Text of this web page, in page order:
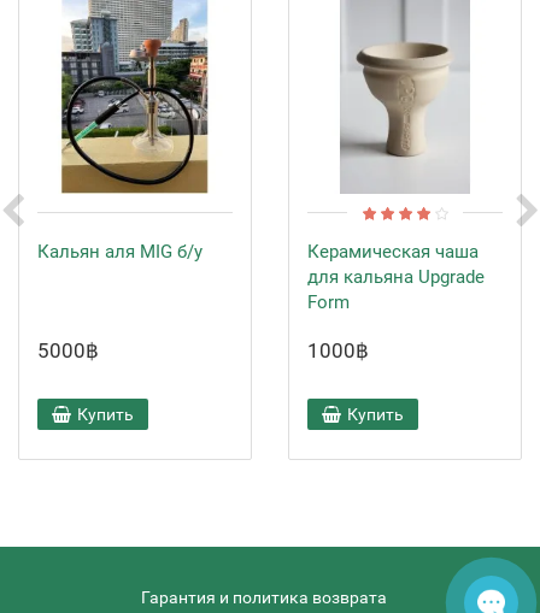
Кальян аля MIG б/у
5000฿
Купить
Керамическая чаша
для кальяна Upgrade
Form
1000฿
Купить
Гарантия и политика возврата